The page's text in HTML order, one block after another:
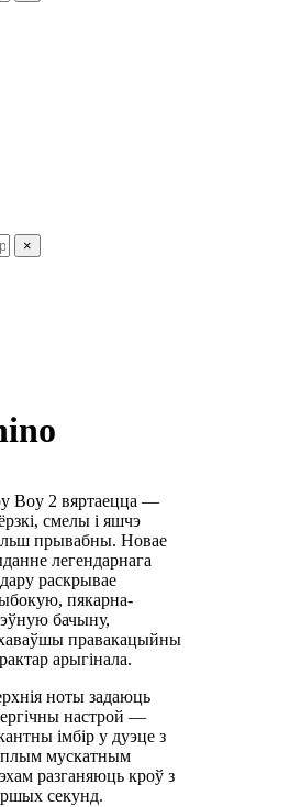
×
Boy 2 вяртаецца —
смелы і яшчэ
прывабны. Новае
легендарнага
раскрывае
пякарна-
бачыну,
правакацыйны
арыгінала.
ноты задаюць
настрой —
імбір у дуэце з
мускатным
разганяюць кроў з
секунд.